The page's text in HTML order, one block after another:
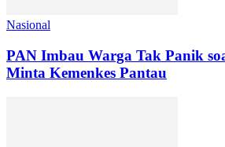
Nasional
PAN Imbau Warga Tak Panik
Minta Kemenkes Pantau